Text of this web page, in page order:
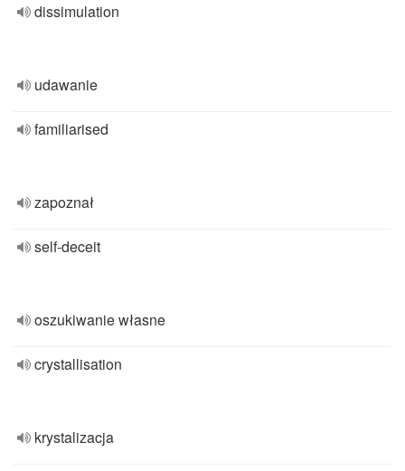
dissimulation
udawanie
familiarised
zapoznał
self-deceit
oszukiwanie własne
crystallisation
krystalizacja